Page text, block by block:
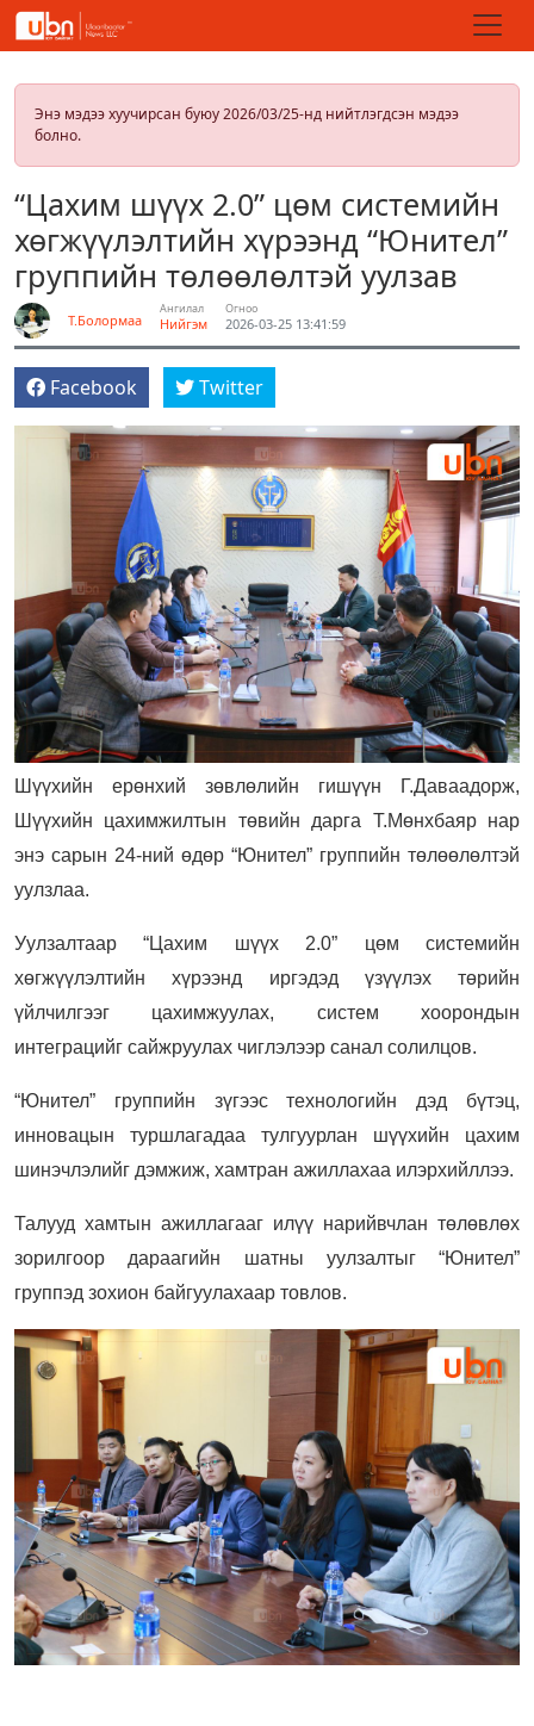
Энэ мэдээ хуучирсан буюу 2026/03/25-нд нийтлэгдсэн мэдээ
болно.
“Цахим шүүх 2.0” цөм системийн
хөгжүүлэлтийн хүрээнд “Юнител”
группийн төлөөлөлтэй уулзав
Т.Болормаа
Ангилал
Нийгэм
Огноо
2026-03-25 13:41:59
Facebook Twitter
Шүүхийн ерөнхий зөвлөлийн гишүүн Г.Даваадорж,
Шүүхийн цахимжилтын төвийн дарга Т.Мөнхбаяр нар
энэ сарын 24-ний өдөр “Юнител” группийн төлөөлөлтэй
уулзлаа.
Уулзалтаар “Цахим шүүх 2.0” цөм системийн
хөгжүүлэлтийн хүрээнд иргэдэд үзүүлэх төрийн
үйлчилгээг цахимжуулах, систем хоорондын
интеграцийг сайжруулах чиглэлээр санал солилцов.
“Юнител” группийн зүгээс технологийн дэд бүтэц,
инновацын туршлагадаа тулгуурлан шүүхийн цахим
шинэчлэлийг дэмжиж, хамтран ажиллахаа илэрхийллээ.
Талууд хамтын ажиллагааг илүү нарийвчлан төлөвлөх
зорилгоор дараагийн шатны уулзалтыг “Юнител”
группэд зохион байгуулахаар товлов.